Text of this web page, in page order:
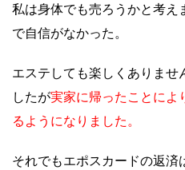
私は身体でも売ろうかと考え
で自信がなかった。
エステしても楽しくありませ
したが実家に帰ったことによ
るようになりました。
それでもエポスカードの返